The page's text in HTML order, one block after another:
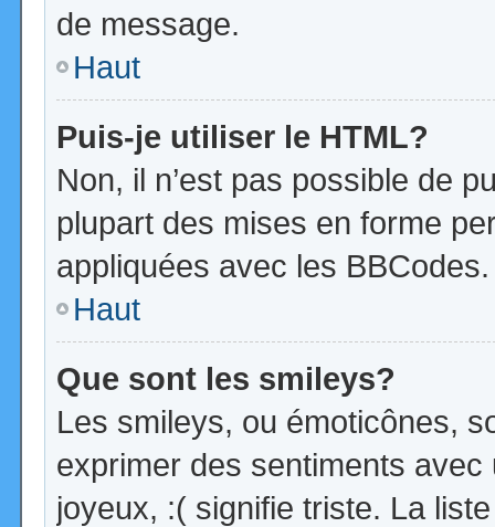
de message.
Haut
Puis-je utiliser le HTML?
Non, il n’est pas possible de
plupart des mises en forme
appliquées avec les BBCodes.
Haut
Que sont les smileys?
Les smileys, ou émoticônes,
exprimer des sentiments
joyeux, :( signifie triste. La